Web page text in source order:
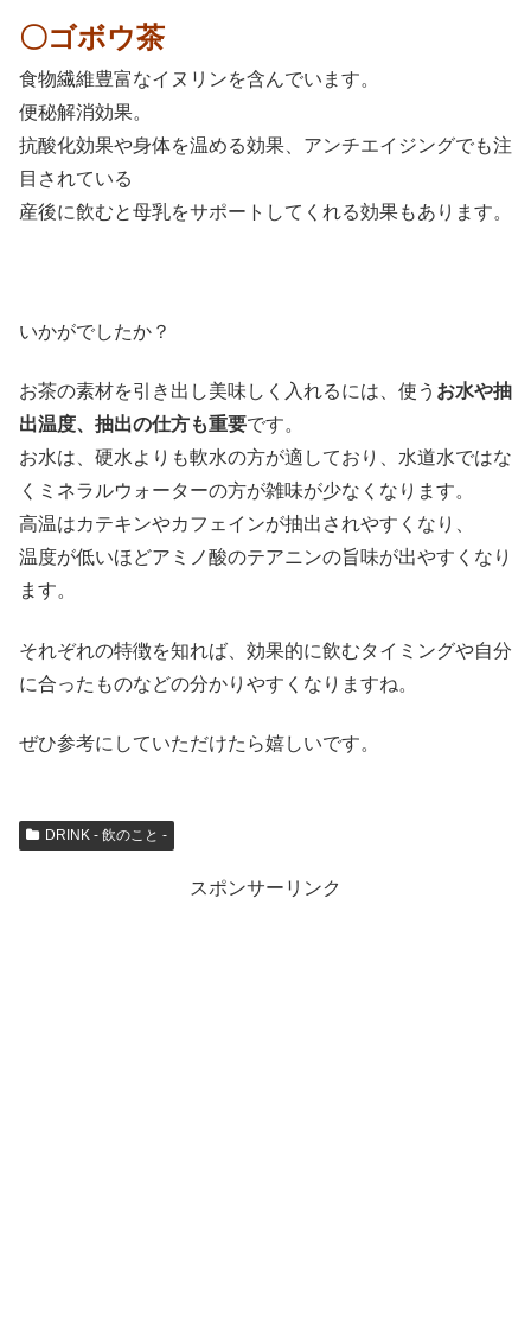
〇ゴボウ茶
食物繊維豊富なイヌリンを含んでいます。
便秘解消効果。
抗酸化効果や身体を温める効果、アンチエイジングでも注
目されている
産後に飲むと母乳をサポートしてくれる効果もあります。
いかがでしたか？
お茶の素材を引き出し美味しく入れるには、使う お水や抽
出温度、抽出の仕方も重要です。
お水は、硬水よりも軟水の方が適しており、水道水ではな
くミネラルウォーターの方が雑味が少なくなります。
高温はカテキンやカフェインが抽出されやすくなり、
温度が低いほどアミノ酸のテアニンの旨味が出やすくなり
ます。
それぞれの特徴を知れば、効果的に飲むタイミングや自分
に合ったものなどの分かりやすくなりますね。
ぜひ参考にしていただけたら嬉しいです。
DRINK - 飲のこと -
スポンサーリンク